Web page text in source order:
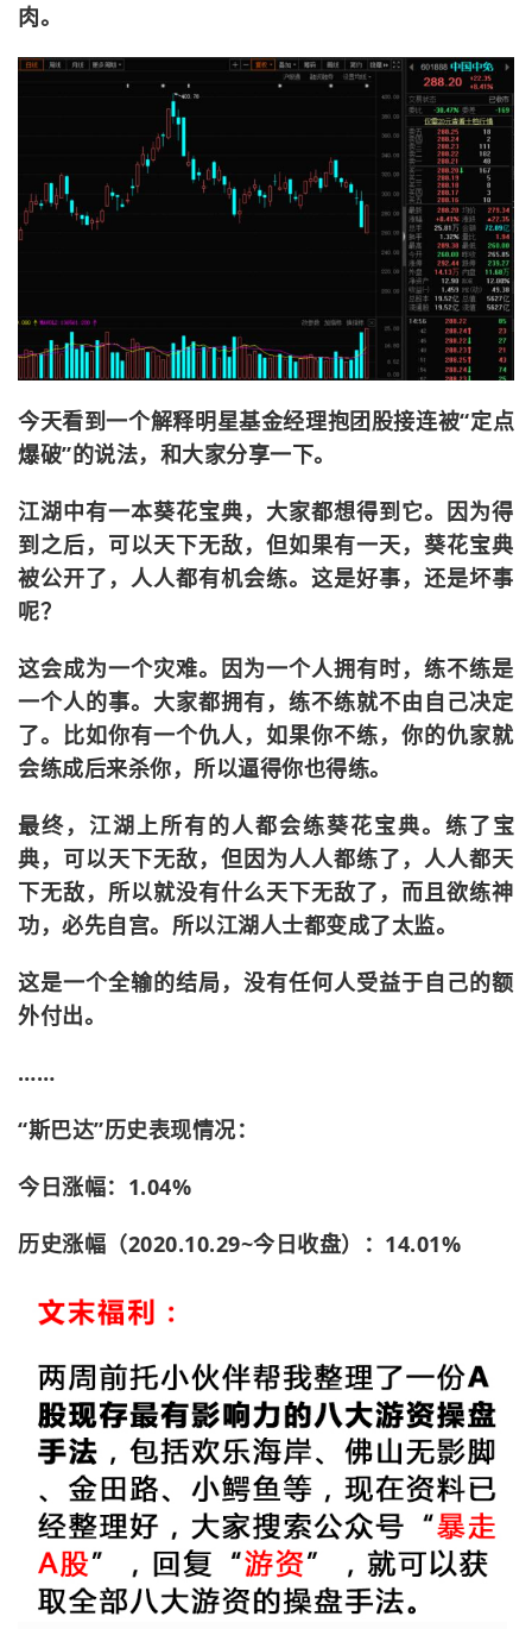
肉。
今天看到一个解释明星基金经理抱团股接连被“定点
爆破”的说法，和大家分享一下。
江湖中有一本葵花宝典，大家都想得到它。因为得
到之后，可以天下无敌，但如果有一天，葵花宝典
被公开了，人人都有机会练。这是好事，还是坏事
呢？
这会成为一个灾难。因为一个人拥有时，练不练是
一个人的事。大家都拥有，练不练就不由自己决定
了。比如你有一个仇人，如果你不练，你的仇家就
会练成后来杀你，所以逼得你也得练。
最终，江湖上所有的人都会练葵花宝典。练了宝
典，可以天下无敌，但因为人人都练了，人人都天
下无敌，所以就没有什么天下无敌了，而且欲练神
功，必先自宫。所以江湖人士都变成了太监。
这是一个全输的结局，没有任何人受益于自己的额
外付出。
……
“斯巴达”历史表现情况：
今日涨幅：1.04%
历史涨幅（2020.10.29~今日收盘）：14.01%